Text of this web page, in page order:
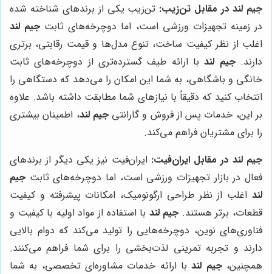
جیم لند در مقابل تن‌زیب: تن‌زیب یکی از برندهای شناخته شده
در زمینه تجهیزات ورزشی است، اما دوچرخه‌های ثابت جیم لند
اغلب از نظر کیفیت ساخت، تنوع مدل‌ها و قیمت رقابتی، برتری
دارند.جیم لندبا ارائه طیف گسترده‌تری از دوچرخه‌های ثابت
خانگی و باشگاهی، به شما این امکان را می‌دهد که دستگاهی را
انتخاب کنید که دقیقاً با نیازهای شما مطابقت داشته باشد. علاوه
بر این، خدمات پس از فروش و گارانتیجیم لند، اطمینان بیشتری
را برای مشتریان فراهم می‌کند.
جیم لند در مقابل ایران‌فیت: ایران‌فیت نیز یکی دیگر از برندهای
فعال در بازار تجهیزات ورزشی است، اما دوچرخه‌های ثابت جیم
لند اغلب از نظر طراحی ارگونومیک، امکانات پیشرفته و کیفیت
قطعات، برتر هستند. جیم لند با استفاده از مواد اولیه با کیفیت و
فناوری‌های نوین، دوچرخه‌هایی را تولید می‌کند که دوام بالایی
دارند و تجربه تمرینی لذت‌بخشی را برای شما فراهم می‌کنند.
همچنین،جیم لندبا ارائه خدمات مشاوره‌ای تخصصی، به شما